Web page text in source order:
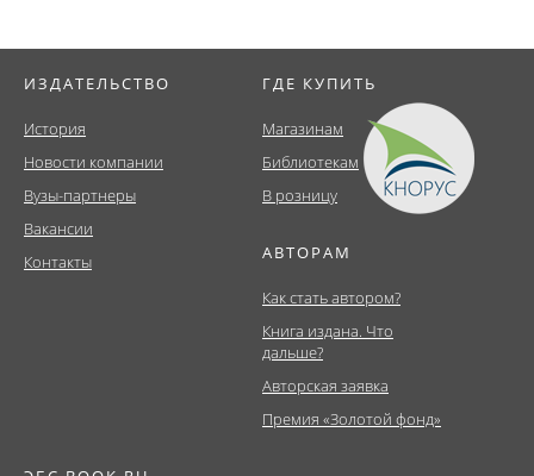
ИЗДАТЕЛЬСТВО
История
Новости компании
Вузы-партнеры
Вакансии
Контакты
ГДЕ КУПИТЬ
Магазинам
Библиотекам
В розницу
АВТОРАМ
Как стать автором?
Книга издана. Что
дальше?
Авторская заявка
Премия «Золотой фонд»